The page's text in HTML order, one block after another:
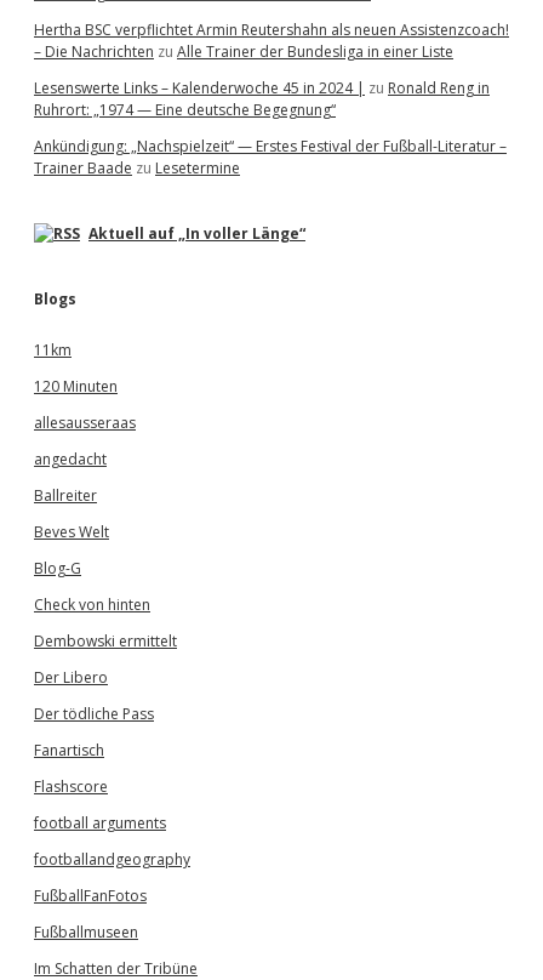
Hertha BSC verpflichtet Armin Reutershahn als neuen Assistenzcoach!
– Die Nachrichten zu Alle Trainer der Bundesliga in einer Liste
Lesenswerte Links – Kalenderwoche 45 in 2024 | zu Ronald Reng in
Ruhrort: „1974 — Eine deutsche Begegnung“
Ankündigung: „Nachspielzeit“ — Erstes Festival der Fußball-Literatur –
Trainer Baade zu Lesetermine
Aktuell auf „In voller Länge“
Blogs
11km
120 Minuten
allesausseraas
angedacht
Ballreiter
Beves Welt
Blog-G
Check von hinten
Dembowski ermittelt
Der Libero
Der tödliche Pass
Fanartisch
Flashscore
football arguments
footballandgeography
FußballFanFotos
Fußballmuseen
Im Schatten der Tribüne